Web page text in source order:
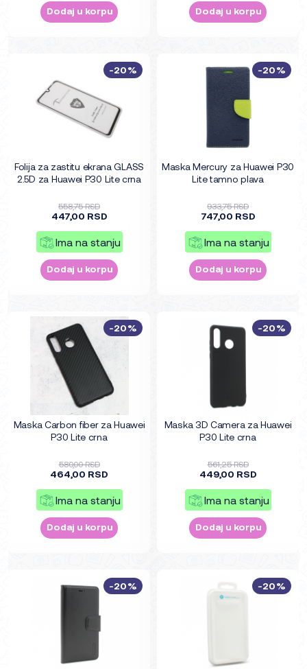
Dodaj u korpu Dodaj u korpu
Folija za zastitu ekrana GLASS
2.5D za Huawei P30 Lite crna
558,75 RSD
447,00 RSD
Ima na stanju
Dodaj u korpu
-20%
Maska Mercury za Huawei P30
Lite tamno plava
933,75 RSD
747,00 RSD
Ima na stanju
Dodaj u korpu
-20%
Maska Carbon fiber za Huawei
P30 Lite crna
580,00 RSD
464,00 RSD
Ima na stanju
Dodaj u korpu
-20%
Maska 3D Camera za Huawei
P30 Lite crna
561,25 RSD
449,00 RSD
Ima na stanju
Dodaj u korpu
-20%
-20% -20%